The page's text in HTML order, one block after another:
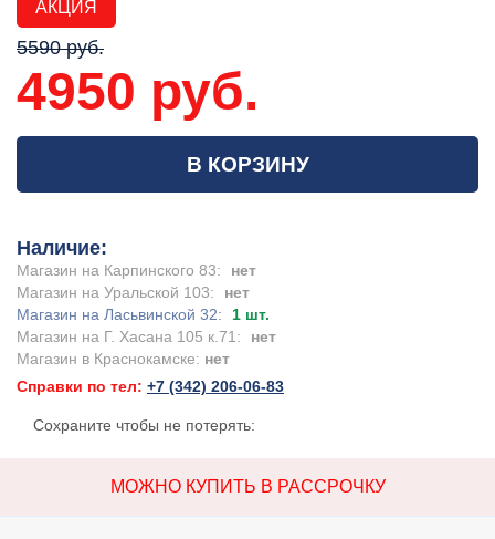
АКЦИЯ
5590 руб.
4950 руб.
В КОРЗИНУ
Наличие:
Магазин на Карпинского 83:
нет
Магазин на Уральской 103:
нет
Магазин на Ласьвинской 32:
1 шт.
Магазин на Г. Хасана 105 к.71:
нет
Магазин в Краснокамске: нет
Справки по тел: +7 (342) 206-06-83
Сохраните чтобы не потерять:
МОЖНО КУПИТЬ В РАССРОЧКУ